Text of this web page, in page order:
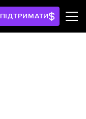
ПІДТРИМАТИ